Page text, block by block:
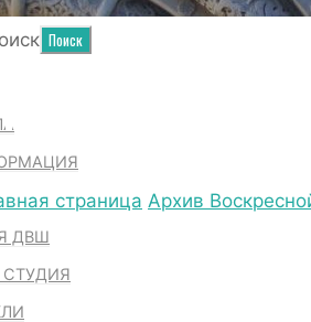
ДВШ
СТУДИЯ
страница Архив